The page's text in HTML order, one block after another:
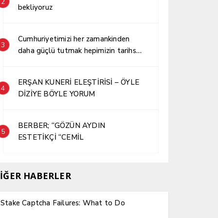
bekliyoruz
3
Cumhuriyetimizi her zamankinden
daha güçlü tutmak hepimizin tarihsel
4
ERŞAN KUNERİ ELEŞTİRİSİ – ÖYLE
DİZİYE BÖYLE YORUM
5
BERBER; “GÖZÜN AYDIN
ESTETİKÇİ “CEMİL
HABERLER
Stake Captcha Failures: What to Do